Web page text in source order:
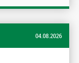
04.08.2026